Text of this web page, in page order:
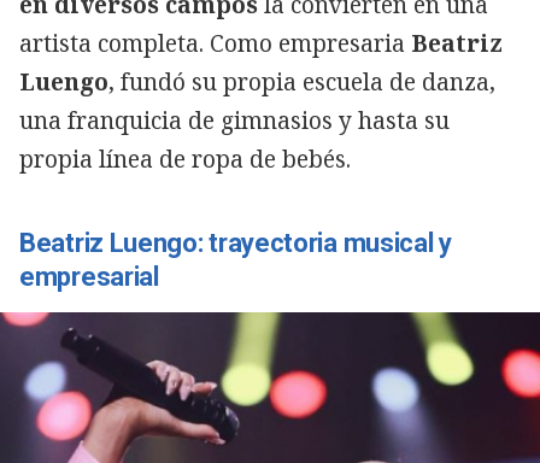
artista completa. Como empresaria Beatriz
Luengo, fundó su propia escuela de danza,
una franquicia de gimnasios y hasta su
propia línea de ropa de bebés.
Beatriz Luengo: trayectoria musical y
empresarial